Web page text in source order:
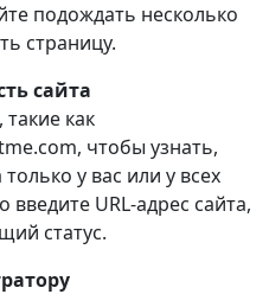
подождать несколько
страницу.
сайта
как
чтобы узнать,
у вас или у всех
URL-адрес сайта,
статус.